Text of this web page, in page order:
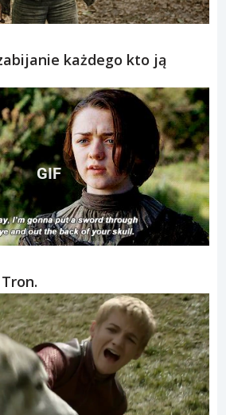
każdego kto ją
GIF